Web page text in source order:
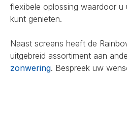
flexibele oplossing waardoor u
kunt genieten.
Naast screens heeft de
uitgebreid assortiment aan
zonwering. Bespreek uw